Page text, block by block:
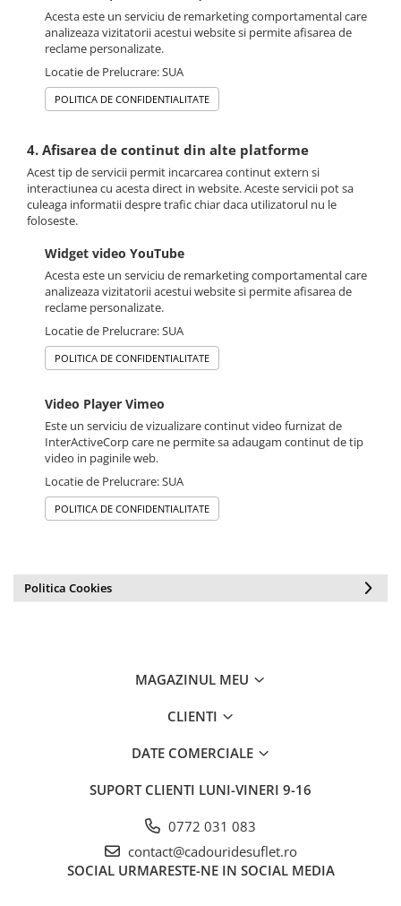
Acesta este un serviciu de remarketing comportamental care
analizeaza vizitatorii acestui website si permite afisarea de
reclame personalizate.
Locatie de Prelucrare: SUA
POLITICA DE CONFIDENTIALITATE
4. Afisarea de continut din alte platforme
Acest tip de servicii permit incarcarea continut extern si
interactiunea cu acesta direct in website. Aceste servicii pot sa
culeaga informatii despre trafic chiar daca utilizatorul nu le
foloseste.
Widget video YouTube
Acesta este un serviciu de remarketing comportamental care
analizeaza vizitatorii acestui website si permite afisarea de
reclame personalizate.
Locatie de Prelucrare: SUA
POLITICA DE CONFIDENTIALITATE
Video Player Vimeo
Este un serviciu de vizualizare continut video furnizat de
InterActiveCorp care ne permite sa adaugam continut de tip
video in paginile web.
Locatie de Prelucrare: SUA
POLITICA DE CONFIDENTIALITATE
Politica Cookies
MAGAZINUL MEU
CLIENTI
DATE COMERCIALE
SUPORT CLIENTI LUNI-VINERI 9-16
0772 031 083
contact@cadouridesuflet.ro
SOCIAL URMARESTE-NE IN SOCIAL MEDIA